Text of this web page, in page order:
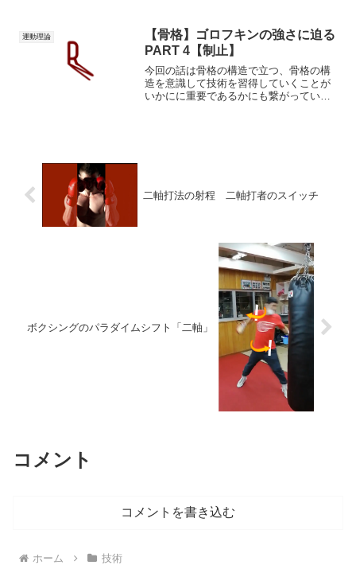
この歩き方の利点は、ピボットしながら
動けること。アリが分かりや...
運動理論
【骨格】ゴロフキンの強さに迫る
PART 4【制止】
今回の話は骨格の構造で立つ、骨格の構
造を意識して技術を習得していくことが
いかにに重要であるかにも繋がっていき
二軸打法の射程 二軸打者のスイッチ
ボクシングのパラダイムシフト「二軸」
コメント
コメントを書き込む
ホーム 技術